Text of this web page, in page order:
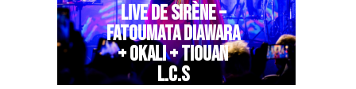
LIVE DE SIRÈNE –
FATOUMATA DIAWARA
+ OKALI + TIOUAN
L.C.S